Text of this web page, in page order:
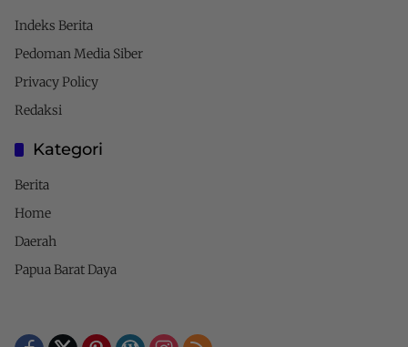
Indeks Berita
Pedoman Media Siber
Privacy Policy
Redaksi
Kategori
Berita
Home
Daerah
Papua Barat Daya